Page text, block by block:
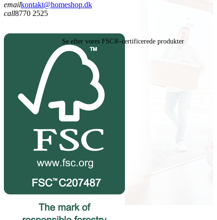
emailkontakt@homeshop.dk
call8770 2525
Se efter vores FSC®-certificerede produkter